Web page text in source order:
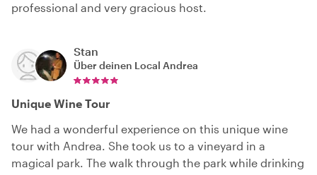
professional and very gracious host.
Stan
Über deinen Local Andrea
Unique Wine Tour
We had a wonderful experience on this unique wine
tour with Andrea. She took us to a vineyard in a
magical park. The walk through the park while drinking